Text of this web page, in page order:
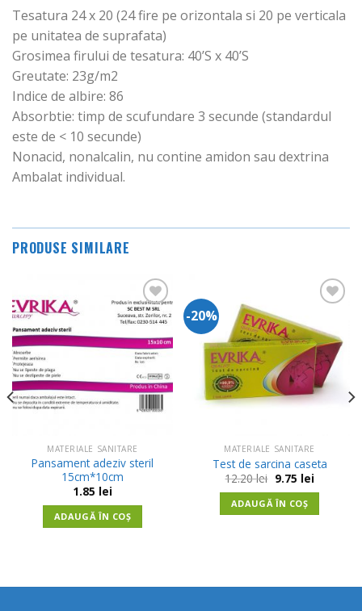
Tesatura 24 x 20 (24 fire pe orizontala si 20 pe verticala
pe unitatea de suprafata)
Grosimea firului de tesatura: 40’S x 40’S
Greutate: 23g/m2
Indice de albire: 86
Absorbtie: timp de scufundare 3 secunde (standardul
este de < 10 secunde)
Nonacid, nonalcalin, nu contine amidon sau dextrina
Ambalat individual.
PRODUSE SIMILARE
Adauga
in
Wishlist
MATERIALE SANITARE
Pansament adeziv steril
15cm*10cm
1.85 lei
ADAUGĂ ÎN COȘ
-20%
Wishlist
MATERIALE SANITARE
Test de sarcina caseta
12.20lei Prețul
inițial
a
fost:
12.20 lei.
9.75 leiPrețul
curent
ADAUGĂ ÎN COȘ